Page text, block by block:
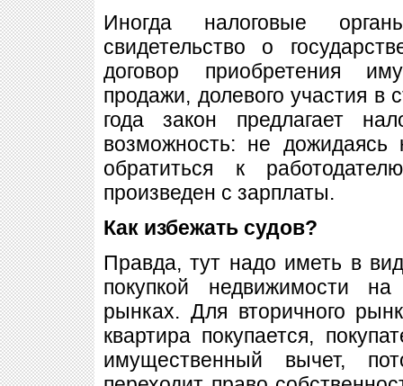
Иногда налоговые
свидетельство о
договор приобретения
продажи, долевого участия в
года закон предлагает
возможность: не дожидаясь
обратиться к
произведен с зарплаты.
Как избежать судов?
Правда, тут надо иметь в
покупкой недвижимости
рынках. Для вторичного
квартира покупается,
имущественный вычет,